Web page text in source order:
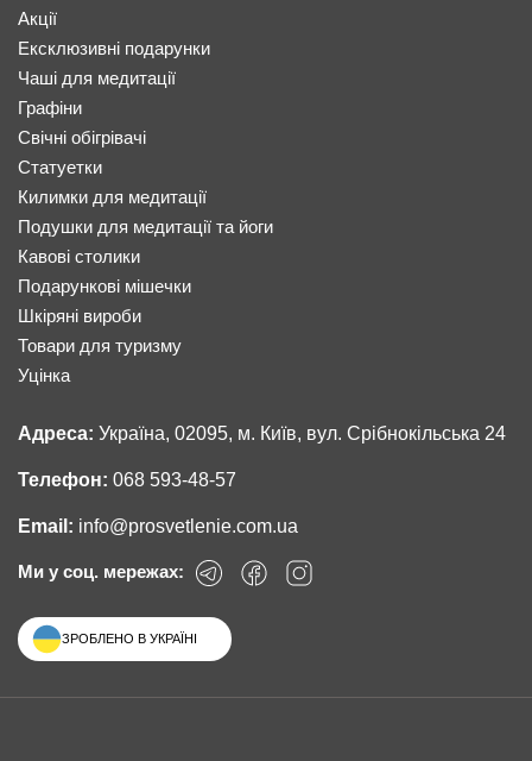
Акції
Ексклюзивні подарунки
Чаші для медитації
Графіни
Свічні обігрівачі
Статуетки
Килимки для медитації
Подушки для медитації та йоги
Кавові столики
Подарункові мішечки
Шкіряні вироби
Товари для туризму
Уцінка
Адреса: Україна, 02095, м. Київ, вул. Срібнокільська 24
Телефон: 068 593-48-57
Email: info@prosvetlenie.com.ua
Ми у соц. мережах:
ЗРОБЛЕНО В УКРАЇНІ